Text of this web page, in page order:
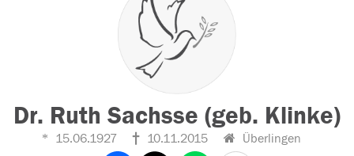
Dr. Ruth Sachsse (geb. Klinke)
15.06.1927 10.11.2015 Überlingen